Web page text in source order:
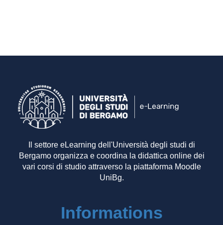
Il settore eLearning dell'Università degli studi di
Bergamo organizza e coordina la didattica online dei
vari corsi di studio attraverso la piattaforma Moodle
UniBg.
Informations